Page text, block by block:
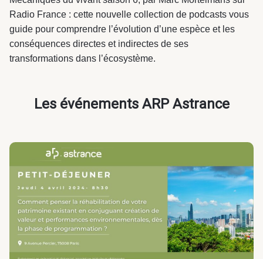
Radio France : cette nouvelle collection de podcasts vous
guide pour comprendre l’évolution d’une espèce et les
conséquences directes et indirectes de ses
transformations dans l’écosystème.
Les événements ARP Astrance